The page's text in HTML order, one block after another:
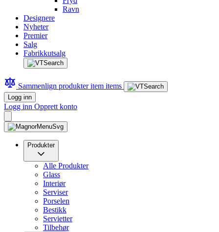
Ravn
Designere
Nyheter
Premier
Salg
Fabrikkutsalg
Sammenlign produkteritem items
Logg inn
Logg inn Opprett konto
Produkter
Alle Produkter
Glass
Interiør
Serviser
Porselen
Bestikk
Servietter
Tilbehør